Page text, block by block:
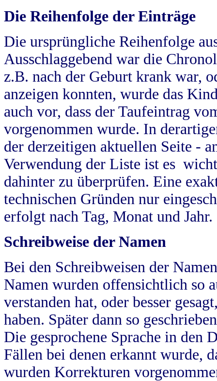
Die Reihenfolge der Einträge
Die ursprüngliche Reihenfolge
Ausschlaggebend war die
z.B. nach der Geburt krank war,
anzeigen konnten, wurde das
auch vor, dass der Taufeintrag
vorgenommen wurde. In
der derzeitigen aktuellen Seite -
Verwendung der Liste ist es
dahinter zu überprüfen. Eine
technischen Gründen nur
erfolgt nach Tag, Monat und Jahr.
Schreibweise der Namen
Bei den Schreibweisen der
Namen wurden offensichtlich so
verstanden hat, oder besser
haben. Später dann so
Die gesprochene Sprache in
Fällen bei denen erkannt wurde,
wurden Korrekturen